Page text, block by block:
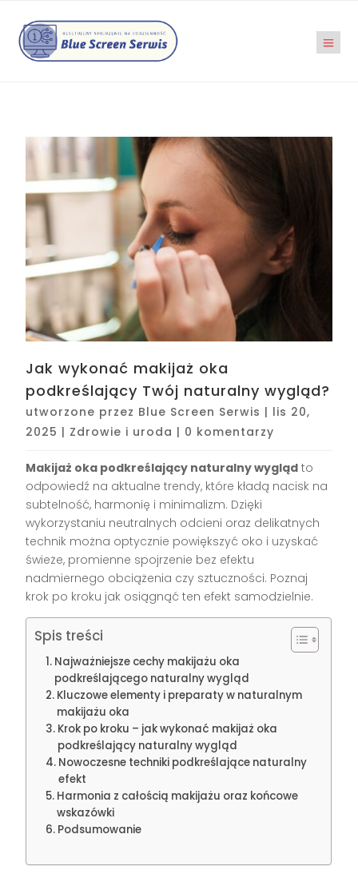
Jak wykonać makijaż oka
podkreślający Twój naturalny wygląd?
utworzone przez Blue Screen Serwis | lis 20,
2025 | Zdrowie i uroda | 0 komentarzy
Makijaż oka podkreślający naturalny wygląd to
odpowiedź na aktualne trendy, które kładą nacisk na
subtelność, harmonię i minimalizm. Dzięki
wykorzystaniu neutralnych odcieni oraz delikatnych
technik można optycznie powiększyć oko i uzyskać
świeże, promienne spojrzenie bez efektu
nadmiernego obciążenia czy sztuczności. Poznaj
krok po kroku jak osiągnąć ten efekt samodzielnie.
Spis treści
Najważniejsze cechy makijażu oka
podkreślającego naturalny wygląd
Kluczowe elementy i preparaty w naturalnym
makijażu oka
Krok po kroku – jak wykonać makijaż oka
podkreślający naturalny wygląd
Nowoczesne techniki podkreślające naturalny
efekt
Harmonia z całością makijażu oraz końcowe
wskazówki
Podsumowanie